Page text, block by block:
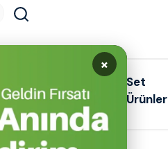
Set
Ürünler
×